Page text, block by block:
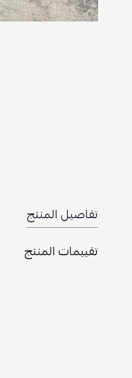
تفاصيل المنتج
تقييمات المنتج